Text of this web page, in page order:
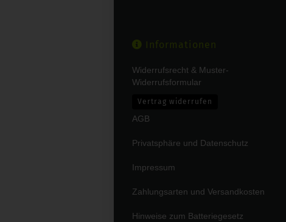
Informationen
Widerrufsrecht & Muster-
Widerrufsformular
Vertrag widerrufen
AGB
Privatsphäre und Datenschutz
Impressum
Zahlungsarten und Versandkosten
Hinweise zum Batteriegesetz